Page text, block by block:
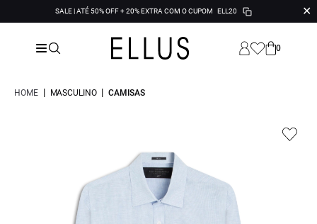
SALE | ATÉ 50% OFF + 20% EXTRA COM O CUPOM ELL20 ✕
0
HOME | MASCULINO | CAMISAS